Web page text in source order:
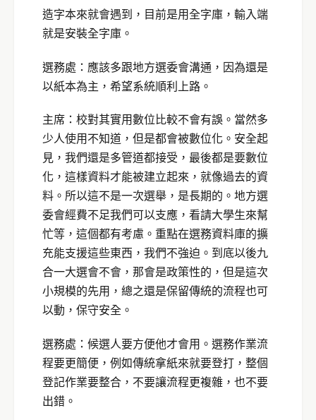
造字本來就會遇到，目前是用全字庫，輸入端
就是安裝全字庫。
選務處：應該多跟地方選委會溝通，因為還是
以紙本為主，希望系統順利上路。
主席：校對其實用數位比較不會有誤。當然多
少人使用不知道，但是都會被數位化。安全起
見，我們還是多管道都接受，最後都是要數位
化，這樣資料才能被建立起來，就像過去的資
料。所以這不是一次選舉，是長期的。地方選
委會經費不足我們可以支應，看請大學生來幫
忙等，這個都有考慮。重點在選務資料庫的擴
充能支援這些東西，我們不強迫。到底以後九
合一大選會不會，那會是政策性的，但是這次
小規模的先用，總之還是保留傳統的流程也可
以動，保守安全。
選務處：候選人要方便他才會用。選務作業流
程要更簡便，例如傳統拿紙來就要登打，整個
登記作業要整合，不要讓流程更複雜，也不要
出錯。